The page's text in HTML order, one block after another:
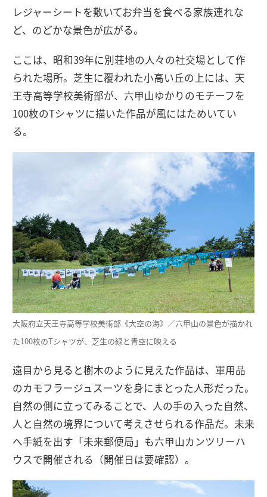
レジャーシートを敷いてお弁当を食べる家族連れな
ど、のどかな景色が広がる。
ここは、昭和39年に別荘地の人々の社交場として作
られた場所。芝生に覆われた小高い丘の上には、天
王寺高等学校美術部が、六甲山ゆかりのモチーフを
100枚のTシャツに描いた作品が風にはためいてい
る。
大阪府立天王寺高等学校美術部《大空の海》／六甲山の景色が描かれ
た100枚のTシャツが、芝生の緑と青空に映える
遠目から見ると樹木のように見えた作品は、軍用品
のカモフラージュスーツを身にまとった人形だった。
自然の側に立ってみることで、人の手の入った自然、
人と自然の境界について考えさせられる作品だ。未来
へ手紙を出す「未来郵便局」も六甲山カンツリーハ
ウスで開催される（開催日は要確認）。